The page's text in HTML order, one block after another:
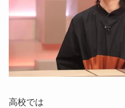
高校では